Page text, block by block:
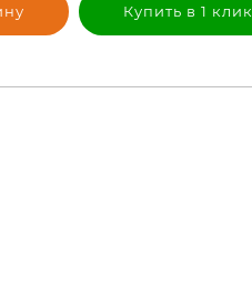
Купить в 1 клик